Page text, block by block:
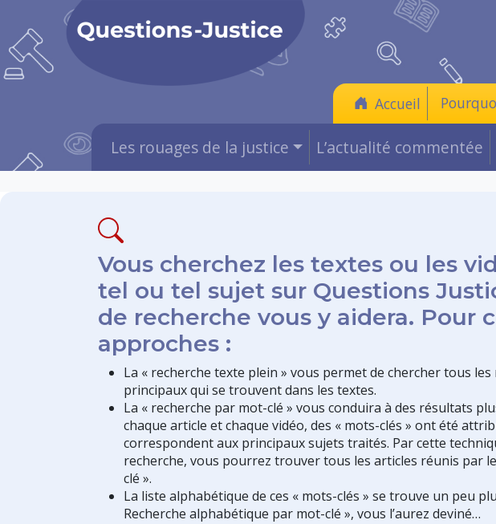
Accueil
Les rouages de la justice L’actualité commentée
Vous cherchez les textes ou les
tel ou tel sujet sur Questions
de recherche vous y aidera. Pour
approches :
La « recherche texte plein » vous permet de chercher tous les
principaux qui se trouvent dans les textes.
La « recherche par mot-clé » vous conduira à des résultats
chaque article et chaque vidéo, des « mots-clés » ont été
correspondent aux principaux sujets traités. Par cette
recherche, vous pourrez trouver tous les articles réunis par
clé ».
La liste alphabétique de ces « mots-clés » se trouve un peu
Recherche alphabétique par mot-clé », vous l’aurez deviné…